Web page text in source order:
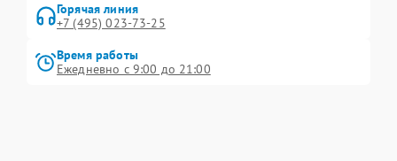
Горячая линия
+7 (495) 023-73-25
Время работы
Ежедневно с 9:00 до 21:00